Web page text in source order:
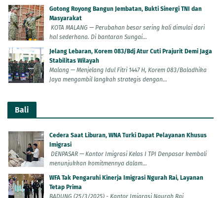
Gotong Royong Bangun Jembatan, Bukti Sinergi TNI dan
Masyarakat
KOTA MALANG — Perubahan besar sering kali dimulai dari
hal sederhana. Di bantaran Sungai...
Jelang Lebaran, Korem 083/Bdj Atur Cuti Prajurit Demi Jaga
Stabilitas Wilayah
Malang — Menjelang Idul Fitri 1447 H, Korem 083/Baladhika
Jaya mengambil langkah strategis dengan...
Bali
Cedera Saat Liburan, WNA Turki Dapat Pelayanan Khusus
Imigrasi
DENPASAR — Kantor Imigrasi Kelas I TPI Denpasar kembali
menunjukkan komitmennya dalam...
WFA Tak Pengaruhi Kinerja Imigrasi Ngurah Rai, Layanan
Tetap Prima